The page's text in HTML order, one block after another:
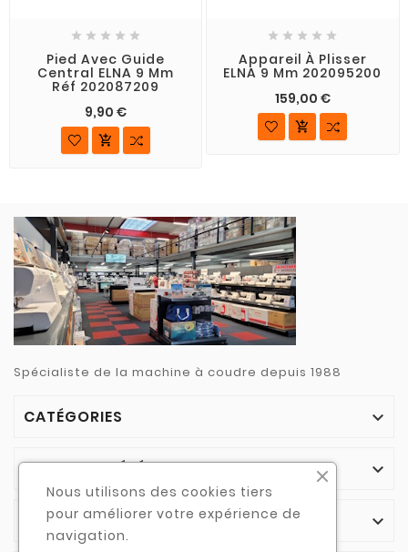
    
Pied Avec Guide
Central ELNA 9 Mm
Réf 202087209
9,90 €

    
Appareil À Plisser
ELNA 9 Mm 202095200
159,00 €

Spécialiste de la machine à coudre depuis 1988
CATÉGORIES 
NOTRE SOCIÉTÉ 
VOTRE COMPTE 
Nous utilisons des cookies tiers
pour améliorer votre expérience de
navigation.